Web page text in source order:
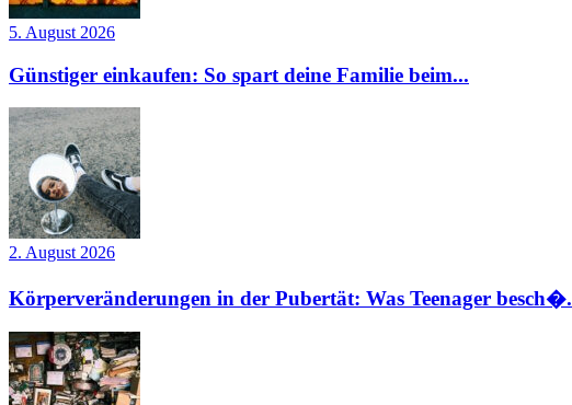
5. August 2026
Günstiger einkaufen: So spart deine Familie beim...
2. August 2026
Körperveränderungen in der Pubertät: Was Teenager